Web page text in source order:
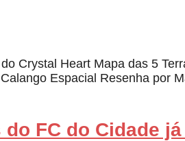
Crystal Heart Mapa das 5
Espacial Resenha por
FC do Cidade